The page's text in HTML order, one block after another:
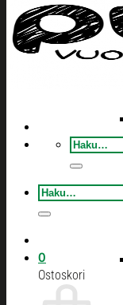
Etsi:
Etsi:
0
Ostoskori